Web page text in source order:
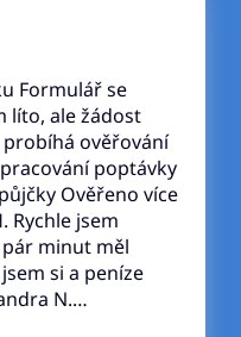
Formulář se
líto, ale žádost
ověřování
poptávky
Ověřeno více
Rychle jsem
minut měl
si a peníze
N.…